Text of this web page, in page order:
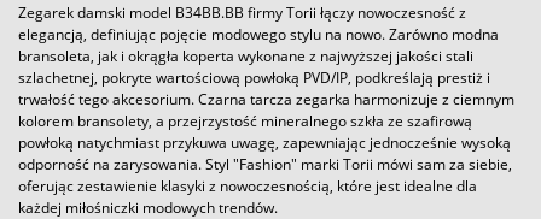
Zegarek damski model B34BB.BB firmy Torii łączy nowoczesność z
elegancją, definiując pojęcie modowego stylu na nowo. Zarówno modna
bransoleta, jak i okrągła koperta wykonane z najwyższej jakości stali
szlachetnej, pokryte wartościową powłoką PVD/IP, podkreślają prestiż i
trwałość tego akcesorium. Czarna tarcza zegarka harmonizuje z ciemnym
kolorem bransolety, a przejrzystość mineralnego szkła ze szafirową
powłoką natychmiast przykuwa uwagę, zapewniając jednocześnie wysoką
odporność na zarysowania. Styl "Fashion" marki Torii mówi sam za siebie,
oferując zestawienie klasyki z nowoczesnością, które jest idealne dla
każdej miłośniczki modowych trendów.